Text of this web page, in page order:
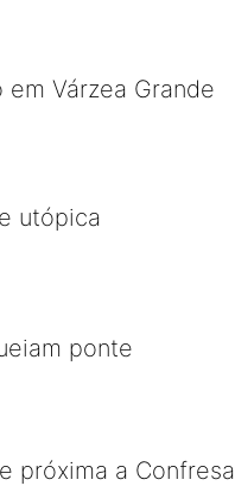
Várzea Grande
utópica
ponte
próxima a Confresa